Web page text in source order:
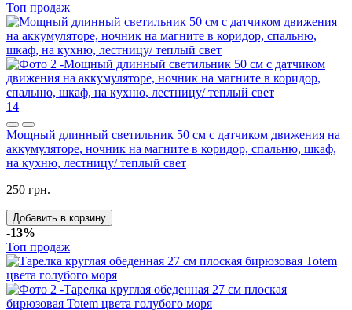
Топ продаж
14
Мощный длинный светильник 50 см с датчиком движения на
аккумуляторе, ночник на магните в коридор, спальню, шкаф,
на кухню, лестницу/ теплый свет
250 грн.
Добавить в корзину
-13%
Топ продаж